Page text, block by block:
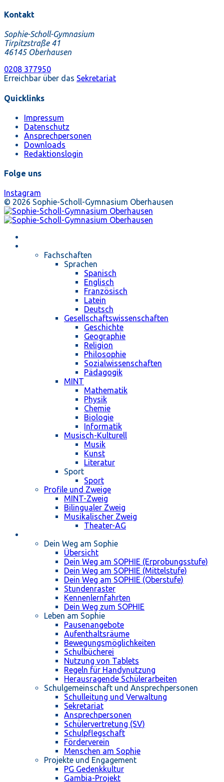
Kontakt
Sophie-Scholl-Gymnasium
Tirpitzstraße 41
46145 Oberhausen
0208 377950
Erreichbar über das Sekretariat
Quicklinks
Impressum
Datenschutz
Ansprechpersonen
Downloads
Redaktionslogin
Folge uns
Instagram
© 2026 Sophie-Scholl-Gymnasium Oberhausen
Fachschaften
Sprachen
Spanisch
Englisch
Französisch
Latein
Deutsch
Gesellschaftswissenschaften
Geschichte
Geographie
Religion
Philosophie
Sozialwissenschaften
Pädagogik
MINT
Mathematik
Physik
Chemie
Biologie
Informatik
Musisch-Kulturell
Musik
Kunst
Literatur
Sport
Sport
Profile und Zweige
MINT-Zweig
Bilingualer Zweig
Musikalischer Zweig
Theater-AG
Dein Weg am Sophie
Übersicht
Dein Weg am SOPHIE (Erprobungsstufe)
Dein Weg am SOPHIE (Mittelstufe)
Dein Weg am SOPHIE (Oberstufe)
Stundenraster
Kennenlernfahrten
Dein Weg zum SOPHIE
Leben am Sophie
Pausenangebote
Aufenthaltsräume
Bewegungsmöglichkeiten
Schulbücherei
Nutzung von Tablets
Regeln für Handynutzung
Herausragende Schülerarbeiten
Schulgemeinschaft und Ansprechpersonen
Schulleitung und Verwaltung
Sekretariat
Ansprechpersonen
Schülervertretung (SV)
Schulpflegschaft
Förderverein
Menschen am Sophie
Projekte und Engagement
PG Gedenkkultur
Gambia-Projekt